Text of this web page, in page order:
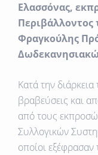
Ελασσόνας,
Περιβάλλοντος
Φραγκούλης
Κατά την
βραβεύσεις και
από τους
Συλλογικών
οποίοι εξέφρασαν